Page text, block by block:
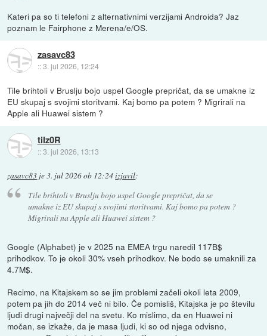
Kateri pa so ti telefoni z alternativnimi verzijami Androida? Jaz
poznam le Fairphone z Merena/e/OS.
zasavc83
::3. jul 2026, 12:24
Tile brihtoli v Bruslju bojo uspel Google prepričat, da se umakne iz
EU skupaj s svojimi storitvami. Kaj bomo pa potem ? Migrirali na
Apple ali Huawei sistem ?
tilz0R
::3. jul 2026, 13:13
zasavc83 je3. jul 2026 ob 12:24izjavil:
Tile brihtoli v Bruslju bojo uspel Google prepričat, da se
umakne iz EU skupaj s svojimi storitvami. Kaj bomo pa potem ?
Migrirali na Apple ali Huawei sistem ?
Google (Alphabet) je v 2025 na EMEA trgu naredil 117B$
prihodkov. To je okoli 30% vseh prihodkov. Ne bodo se umaknili za
4.7M$.
Recimo, na Kitajskem so se jim problemi začeli okoli leta 2009,
potem pa jih do 2014 več ni bilo. Če pomisliš, Kitajska je po številu
ljudi drugi največji del na svetu. Ko mislimo, da en Huawei ni
močan, se izkaže, da je masa ljudi, ki so od njega odvisno,